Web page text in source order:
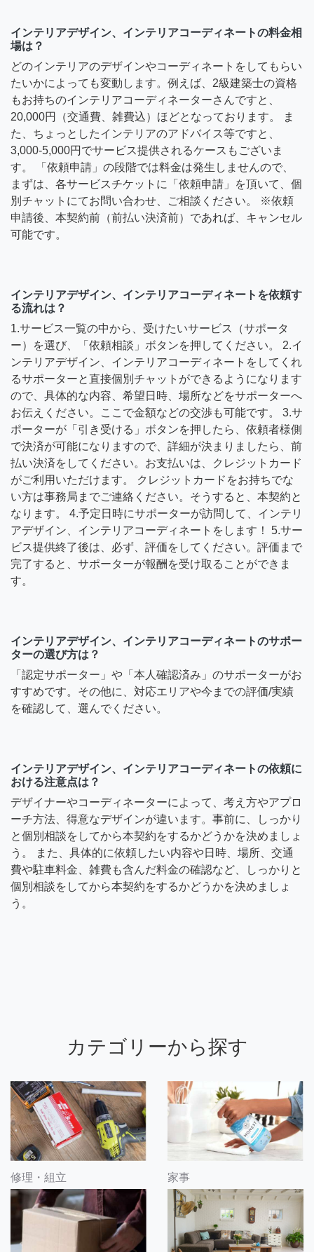
インテリアデザイン、インテリアコーディネートの料金相
場は？
どのインテリアのデザインやコーディネートをしてもらい
たいかによっても変動します。例えば、2級建築士の資格
もお持ちのインテリアコーディネーターさんですと、
20,000円（交通費、雑費込）ほどとなっております。 ま
た、ちょっとしたインテリアのアドバイス等ですと、
3,000-5,000円でサービス提供されるケースもございま
す。 「依頼申請」の段階では料金は発生しませんので、
まずは、各サービスチケットに「依頼申請」を頂いて、個
別チャットにてお問い合わせ、ご相談ください。 ※依頼
申請後、本契約前（前払い決済前）であれば、キャンセル
可能です。
インテリアデザイン、インテリアコーディネートを依頼す
る流れは？
1.サービス一覧の中から、受けたいサービス（サポータ
ー）を選び、「依頼相談」ボタンを押してください。 2.イ
ンテリアデザイン、インテリアコーディネートをしてくれ
るサポーターと直接個別チャットができるようになります
ので、具体的な内容、希望日時、場所などをサポーターへ
お伝えください。ここで金額などの交渉も可能です。 3.サ
ポーターが「引き受ける」ボタンを押したら、依頼者様側
で決済が可能になりますので、詳細が決まりましたら、前
払い決済をしてください。お支払いは、クレジットカード
がご利用いただけます。 クレジットカードをお持ちでな
い方は事務局までご連絡ください。そうすると、本契約と
なります。 4.予定日時にサポーターが訪問して、インテリ
アデザイン、インテリアコーディネートをします！ 5.サー
ビス提供終了後は、必ず、評価をしてください。評価まで
完了すると、サポーターが報酬を受け取ることができま
す。
インテリアデザイン、インテリアコーディネートのサポー
ターの選び方は？
「認定サポーター」や「本人確認済み」のサポーターがお
すすめです。その他に、対応エリアや今までの評価/実績
を確認して、選んでください。
インテリアデザイン、インテリアコーディネートの依頼に
おける注意点は？
デザイナーやコーディネーターによって、考え方やアプロ
ーチ方法、得意なデザインが違います。事前に、しっかり
と個別相談をしてから本契約をするかどうかを決めましょ
う。 また、具体的に依頼したい内容や日時、場所、交通
費や駐車料金、雑費も含んだ料金の確認など、しっかりと
個別相談をしてから本契約をするかどうかを決めましょ
う。
カテゴリーから探す
修理・組立 家事